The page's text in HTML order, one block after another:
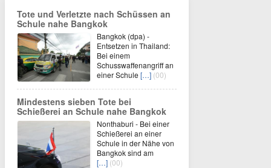
Tote und Verletzte nach Schüssen an
Schule nahe Bangkok
Bangkok (dpa) -
Entsetzen in Thailand:
Bei einem
Schusswaffenangriff an
einer Schule […] (00)
Mindestens sieben Tote bei
Schießerei an Schule nahe Bangkok
Nonthaburi - Bei einer
Schießerei an einer
Schule in der Nähe von
Bangkok sind am
[…] (00)